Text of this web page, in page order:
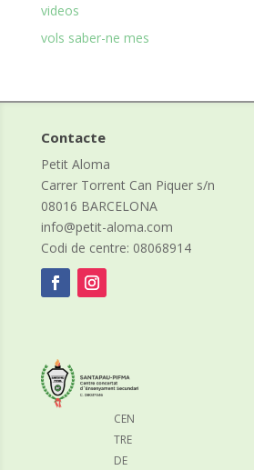
videos
vols saber-ne mes
Contacte
Petit Aloma
Carrer Torrent Can Piquer s/n
08016 BARCELONA
info@petit-aloma.com
Codi de centre: 08068914
CEN
TRE
DE